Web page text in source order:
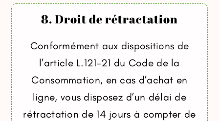
8. Droit de rétractation
Conformément aux dispositions de
l’article L.121-21 du Code de la
Consommation, en cas d’achat en
ligne, vous disposez d’un délai de
rétractation de 14 jours à compter de